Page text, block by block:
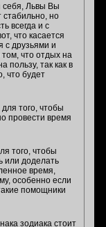
себя, Львы Вы
стабильно, но
всегда и с
что касается
с друзьями и
что отдых на
пользу, так как в
что будет
того, чтобы
провести время
того, чтобы
или доделать
время,
особенно если
помощники
зодиака стоит